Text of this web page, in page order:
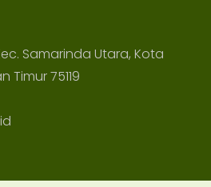
Samarinda Utara, Kota
Timur 75119